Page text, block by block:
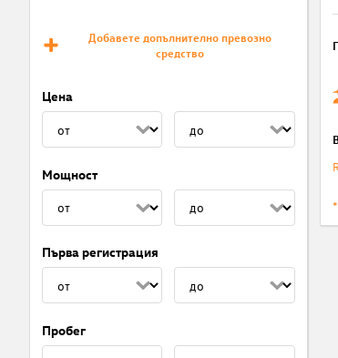
Добавете допълнително превозно
средство
Цена
Мощност
Първа регистрация
Пробег